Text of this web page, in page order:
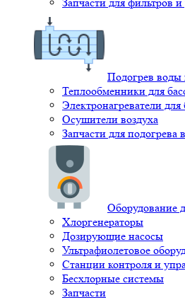
Подогрев
Теплообменники для
Электронагреватели для
Осушители воздуха
Запчасти для подогрева
Оборудование
Хлоргенераторы
Дозирующие насосы
Ультрафиолетовое
Станции контроля и
Бесхлорные системы
Запчасти